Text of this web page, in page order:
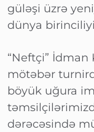
güləşi üzrə
dünya
“Neftçi” İdman
mötəbər
böyük uğura
dərəcəsində